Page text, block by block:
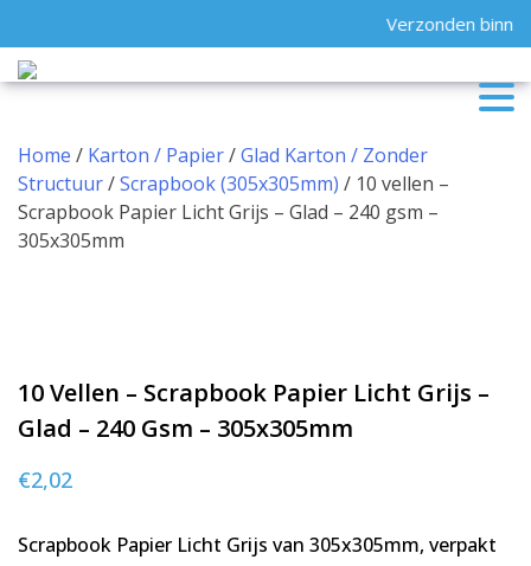
to
content
Verzonden
Home / Karton / Papier/Glad Karton / Zonder
Structuur/Scrapbook (305x305mm) / 10 vellen –
Scrapbook Papier Licht Grijs – Glad – 240 gsm –
305x305mm
10 Vellen – Scrapbook Papier Licht Grijs –
Glad – 240 Gsm – 305x305mm
€2,02
Scrapbook Papier Licht Grijs van 305x305mm, verpakt